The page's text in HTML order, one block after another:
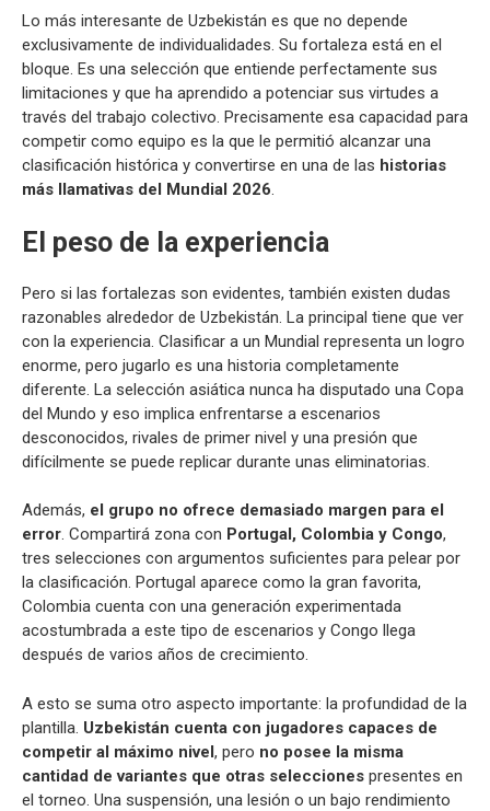
Lo más interesante de Uzbekistán es que no depende
exclusivamente de individualidades. Su fortaleza está en el
bloque. Es una selección que entiende perfectamente sus
limitaciones y que ha aprendido a potenciar sus virtudes a
través del trabajo colectivo. Precisamente esa capacidad para
competir como equipo es la que le permitió alcanzar una
clasificación histórica y convertirse en una de las historias
más llamativas del Mundial 2026.
El peso de la experiencia
Pero si las fortalezas son evidentes, también existen dudas
razonables alrededor de Uzbekistán. La principal tiene que ver
con la experiencia. Clasificar a un Mundial representa un logro
enorme, pero jugarlo es una historia completamente
diferente. La selección asiática nunca ha disputado una Copa
del Mundo y eso implica enfrentarse a escenarios
desconocidos, rivales de primer nivel y una presión que
difícilmente se puede replicar durante unas eliminatorias.
Además, el grupo no ofrece demasiado margen para el
error. Compartirá zona con Portugal, Colombia y Congo,
tres selecciones con argumentos suficientes para pelear por
la clasificación. Portugal aparece como la gran favorita,
Colombia cuenta con una generación experimentada
acostumbrada a este tipo de escenarios y Congo llega
después de varios años de crecimiento.
A esto se suma otro aspecto importante: la profundidad de la
plantilla. Uzbekistán cuenta con jugadores capaces de
competir al máximo nivel, pero no posee la misma
cantidad de variantes que otras selecciones presentes en
el torneo. Una suspensión, una lesión o un bajo rendimiento